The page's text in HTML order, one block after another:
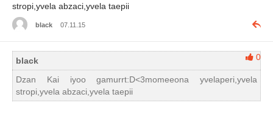
stropi,yvela abzaci,yvela taepii
black 07.11.15
0
black
Dzan Kai iyoo gamurrt:D<3momeeona yvelaperi,yvela
stropi,yvela abzaci,yvela taepii